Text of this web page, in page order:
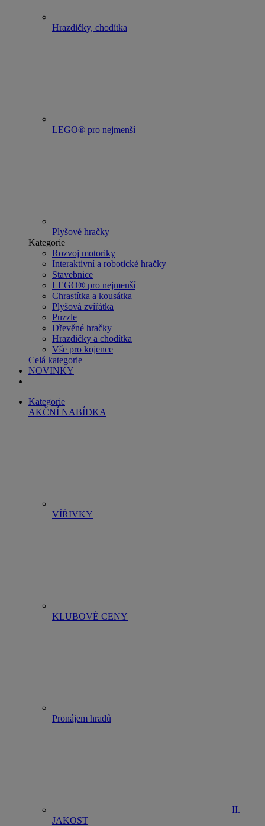
Hrazdičky, chodítka
LEGO® pro nejmenší
Plyšové hračky
Kategorie
Rozvoj motoriky
Interaktivní a robotické hračky
Stavebnice
LEGO® pro nejmenší
Chrastítka a kousátka
Plyšová zvířátka
Puzzle
Dřevěné hračky
Hrazdičky a chodítka
Vše pro kojence
Celá kategorie
NOVINKY
Kategorie
AKČNÍ NABÍDKA
VÍŘIVKY
KLUBOVÉ CENY
Pronájem hradů
II.
JAKOST